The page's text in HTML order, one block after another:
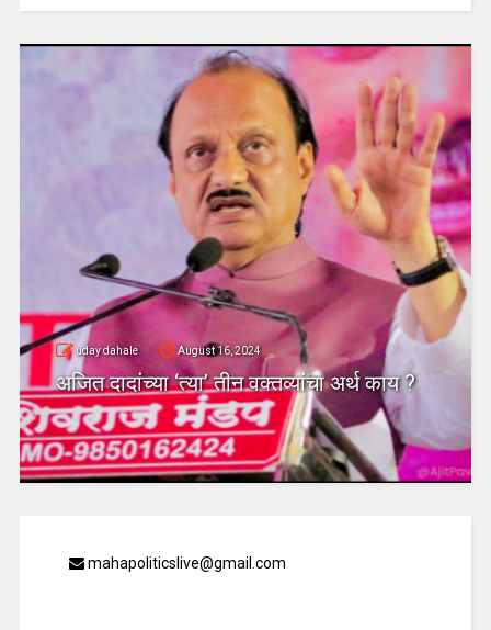
uday dahale August 16, 2024
अजित दादांच्या ‘त्या’ तीन वक्तव्यांचा अर्थ काय ?
mahapoliticslive@gmail.com